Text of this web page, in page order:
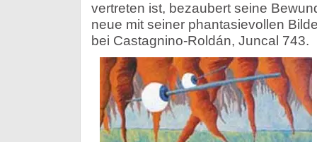
vertreten ist, bezaubert seine
neue mit seiner phantasievollen
bei Castagnino-Roldán, Juncal 743.